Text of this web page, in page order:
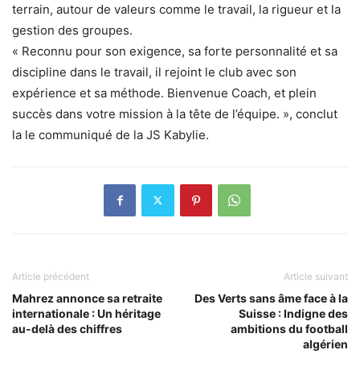
terrain, autour de valeurs comme le travail, la rigueur et la
gestion des groupes.
« Reconnu pour son exigence, sa forte personnalité et sa
discipline dans le travail, il rejoint le club avec son
expérience et sa méthode. Bienvenue Coach, et plein
succès dans votre mission à la tête de l’équipe. », conclut
la le communiqué de la JS Kabylie.
Article précédent
Mahrez annonce sa retraite
internationale : Un héritage
au-delà des chiffres
Article suivant
Des Verts sans âme face à la
Suisse : Indigne des
ambitions du football
algérien